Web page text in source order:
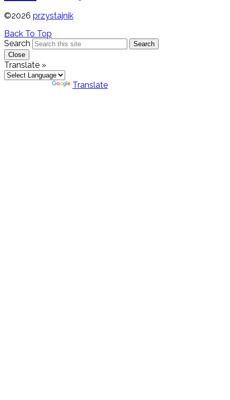
©2026 przystajnik
Back To Top
Search
Search
Close
Translate »
Translate